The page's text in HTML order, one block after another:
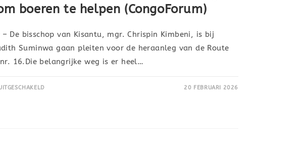
boeren te helpen (CongoForum)
– De bisschop van Kisantu, mgr. Chrispin Kimbeni, is bij
Suminwa gaan pleiten voor de heraanleg van de Route
16.Die belangrijke weg is er heel…
20 FEBRUARI 2026